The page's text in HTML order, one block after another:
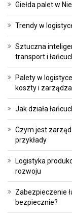
Giełda palet w
Trendy w
Sztuczna
transport i
Palety w
koszty i
Jak działa
Czym jest
przykłady
Logistyka
rozwoju
Zabezpieczenie
bezpiecznie?